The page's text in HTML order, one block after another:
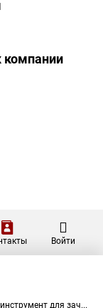
компании
Войти
для зач...